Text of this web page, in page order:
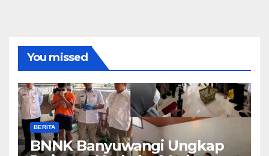
You missed
BERITA
BNNK Banyuwangi Ungkap